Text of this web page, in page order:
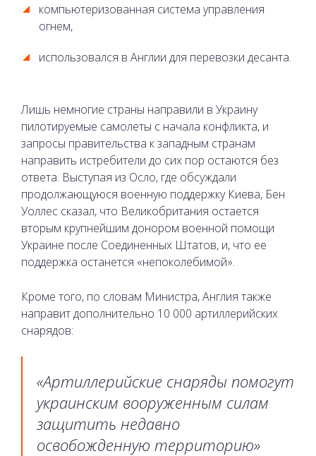
компьютеризованная система управления
огнем,
использовался в Англии для перевозки десанта.
Лишь немногие страны направили в Украину
пилотируемые самолеты с начала конфликта, и
запросы правительства к западным странам
направить истребители до сих пор остаются без
ответа. Выступая из Осло, где обсуждали
продолжающуюся военную поддержку Киева, Бен
Уоллес сказал, что Великобритания остается
вторым крупнейшим донором военной помощи
Украине после Соединенных Штатов, и, что ее
поддержка останется «непоколебимой».
Кроме того, по словам Министра, Англия также
направит дополнительно 10 000 артиллерийских
снарядов:
«Артиллерийские снаряды помогут
украинским вооруженным силам
защитить недавно
освобожденную территорию»